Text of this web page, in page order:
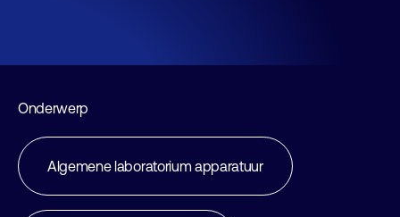
Onderwerp
Algemene laboratorium apparatuur